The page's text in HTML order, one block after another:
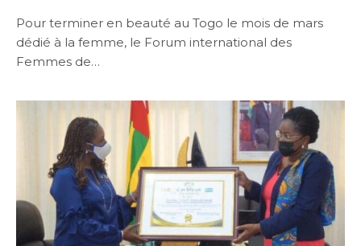
Pour terminer en beauté au Togo le mois de mars
dédié à la femme, le Forum international des
Femmes de…